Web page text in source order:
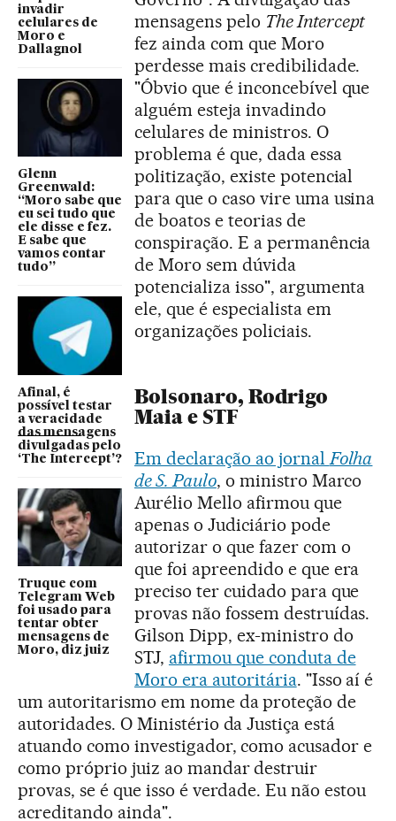
invadir
celulares de
Moro e
Dallagnol
Glenn
Greenwald:
“Moro sabe que
eu sei tudo que
ele disse e fez.
E sabe que
vamos contar
tudo”
Afinal, é
possível testar
a veracidade
das mensagens
divulgadas pelo
‘The Intercept’?
Truque com
Telegram Web
foi usado para
tentar obter
mensagens de
Moro, diz juiz
mensagens pelo The Intercept
fez ainda com que Moro
perdesse mais credibilidade.
"Óbvio que é inconcebível que
alguém esteja invadindo
celulares de ministros. O
problema é que, dada essa
politização, existe potencial
para que o caso vire uma usina
de boatos e teorias de
conspiração. E a permanência
de Moro sem dúvida
potencializa isso", argumenta
ele, que é especialista em
organizações policiais.
Bolsonaro, Rodrigo
Maia e STF
Em declaração ao jornalFolha
de S. Paulo, o ministro Marco
Aurélio Mello afirmou que
apenas o Judiciário pode
autorizar o que fazer com o
que foi apreendido e que era
preciso ter cuidado para que
provas não fossem destruídas.
Gilson Dipp, ex-ministro do
STJ, afirmou que conduta de
Moro era autoritária. "Isso aí é
um autoritarismo em nome da proteção de
autoridades. O Ministério da Justiça está
atuando como investigador, como acusador e
como próprio juiz ao mandar destruir
provas, se é que isso é verdade. Eu não estou
acreditando ainda".